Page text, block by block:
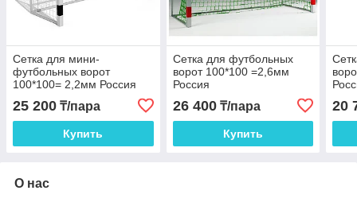
Сетка для мини-
футбольных ворот
100*100= 2,2мм Россия
25 200 ₸/пара
Купить
Сетка для футбольных
ворот 100*100 =2,6мм
Россия
26 400₸/пара
Купить
20
О нас